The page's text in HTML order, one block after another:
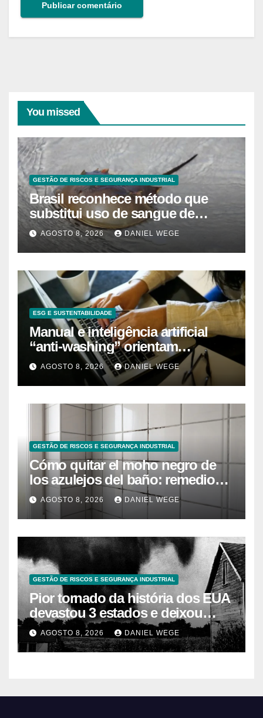
You missed
GESTÃO DE RISCOS E SEGURANÇA INDUSTRIAL
Brasil reconhece método que
substitui uso de sangue de
caranguejo-ferradura em testes
farmacêuticos
AGOSTO 8, 2026 DANIEL WEGE
ESG E SUSTENTABILIDADE
Manual e inteligência artificial
“anti-washing” orientam
empresas
AGOSTO 8, 2026 DANIEL WEGE
GESTÃO DE RISCOS E SEGURANÇA INDUSTRIAL
Cómo quitar el moho negro de
los azulejos del baño: remedios
caseros efectivos
AGOSTO 8, 2026 DANIEL WEGE
GESTÃO DE RISCOS E SEGURANÇA INDUSTRIAL
Pior tornado da história dos EUA
devastou 3 estados e deixou
centenas de mortos
AGOSTO 8, 2026 DANIEL WEGE